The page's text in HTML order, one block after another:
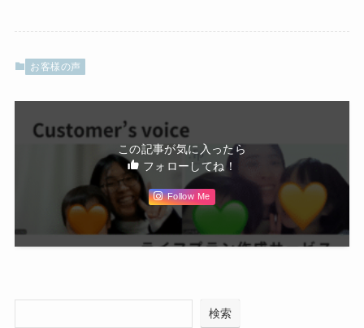
お客様の声
この記事が気に入ったら
フォローしてね！
Follow Me
検索